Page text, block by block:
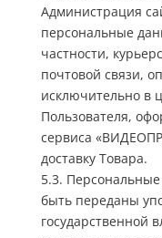
Администрация
персональные
частности,
почтовой связи,
исключительно в
Пользователя,
сервиса
доставку Товара.
5.3.
быть переданы
государственной